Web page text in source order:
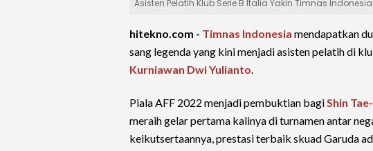
Asisten Pelatih Klub Serie B Italia Yakin Timnas
hitekno.com - Timnas Indonesia mendapatkan
sang legenda yang kini menjadi asisten pelatih di
Kurniawan Dwi Yulianto.
Piala AFF 2022 menjadi pembuktian bagiShin
meraih gelar pertama kalinya di turnamen antar
keikutsertaannya, prestasi terbaik skuad Garuda